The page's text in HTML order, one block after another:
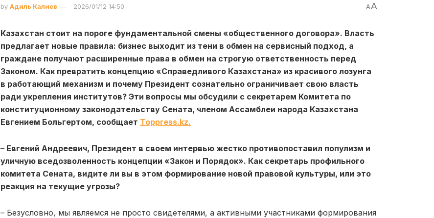
by Адиль Калиев 2026/01/12 14:50 AA
Казахстан стоит на пороге фундаментальной смены «общественного договора». Власть
предлагает новые правила: бизнес выходит из тени в обмен на сервисный подход, а
граждане получают расширенные права в обмен на строгую ответственность перед
Законом. Как превратить концепцию «Справедливого Казахстана» из красивого лозунга
в работающий механизм и почему Президент сознательно ограничивает свою власть
ради укрепления институтов? Эти вопросы мы обсудили с секретарем Комитета по
конституционному законодательству Сената, членом Ассамблеи народа Казахстана
Евгением Больгертом, сообщает Toppress.kz.
– Евгений Андреевич, Президент в своем интервью жестко противопоставил популизм и
уличную вседозволенность концепции «Закон и Порядок». Как секретарь профильного
комитета Сената, видите ли вы в этом формирование новой правовой культуры, или это
реакция на текущие угрозы?
– Безусловно, мы являемся не просто свидетелями, а активными участниками формирования